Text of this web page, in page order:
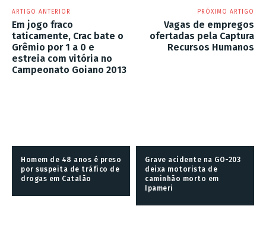
ARTIGO ANTERIOR
Em jogo fraco
taticamente, Crac bate o
Grêmio por 1 a 0 e
estreia com vitória no
Campeonato Goiano 2013
PRÓXIMO ARTIGO
Vagas de empregos
ofertadas pela Captura
Recursos Humanos
Homem de 48 anos é preso
por suspeita de tráfico de
drogas em Catalão
Grave acidente na GO-203
deixa motorista de
caminhão morto em
Ipameri